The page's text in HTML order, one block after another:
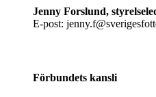
Jenny Forslund,
E-post:
Förbundets kansli